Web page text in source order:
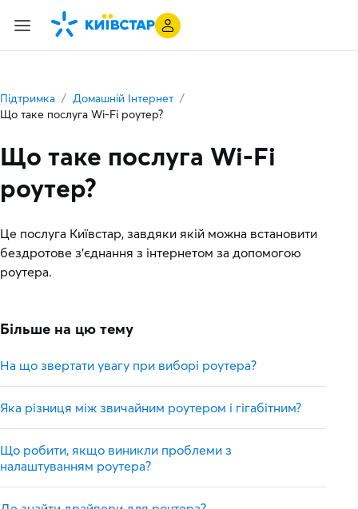
Підтримка
Домашній Інтернет
Що таке послуга Wi-Fi роутер?
Що таке послуга Wi-Fi
роутер?
Це послуга Київстар, завдяки якій можна встановити
бездротове з’єднання з інтернетом за допомогою
роутера.
Більше на цю тему
На що звертати увагу при виборі роутера?
Яка різниця між звичайним роутером і гігабітним?
Що робити, якщо виникли проблеми з
налаштуванням роутера?